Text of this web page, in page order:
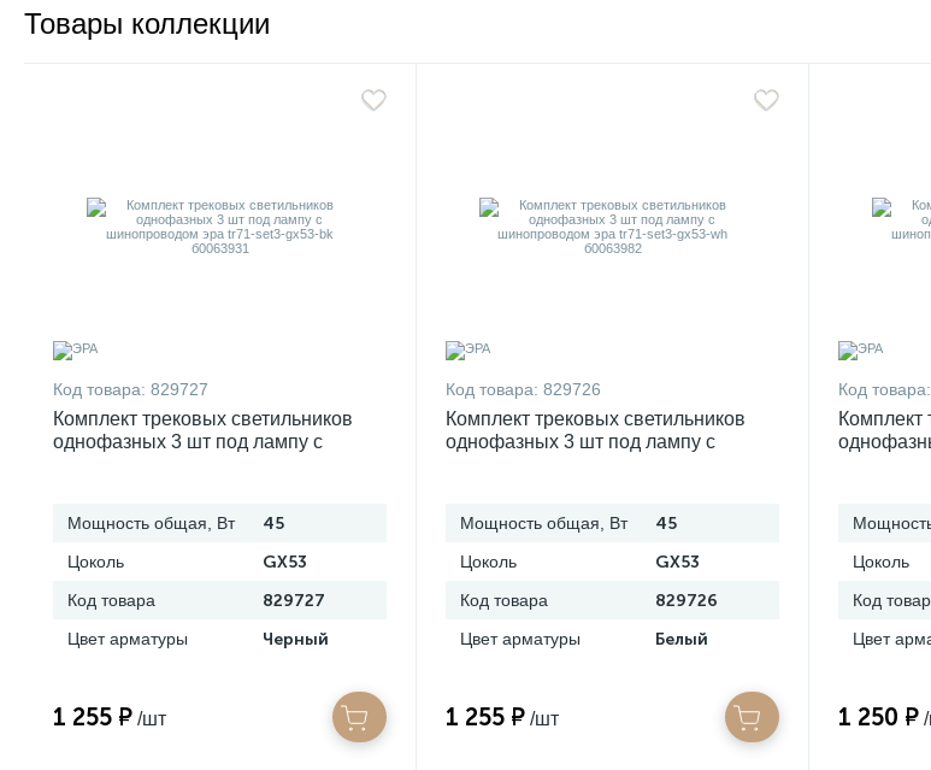
Товары коллекции
Код товара: 829727
Комплект трековых светильников
однофазных 3 шт под лампу с
Мощность общая, Вт 45
Цоколь GX53
Код товара 829727
Цвет арматуры Черный
1 255 ₽ /шт
Код товара: 829726
Комплект трековых светильников
однофазных 3 шт под лампу с
Мощность общая, Вт 45
Цоколь GX53
Код товара 829726
Цвет арматуры Белый
1 255 ₽ /шт
Код товара:
Комплект
Цоколь
Код
Цвет
1 250 ₽